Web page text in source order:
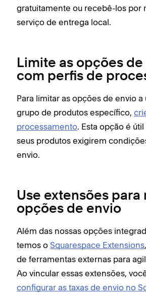
gratuitamente ou recebê-los por
serviço de entrega local.
Limite as opções
com perfis de
Para limitar as opções de envio
grupo de produtos específico,
processamento. Esta opção é
seus produtos exigirem
envio.
Use extensões para
opções de envio
Além das nossas opções
temos o Squarespace Extensions
de ferramentas externas para
Ao vincular essas extensões,
configurar as taxas de envio no